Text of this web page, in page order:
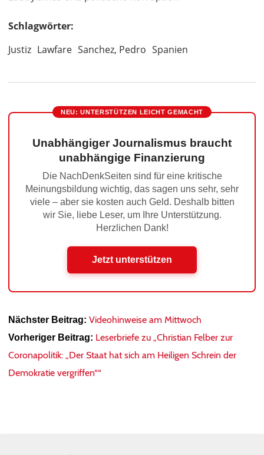
Schlagwörter:
Justiz Lawfare Sanchez, Pedro Spanien
NEU: UNTERSTÜTZEN LEICHT GEMACHT
Unabhängiger Journalismus braucht
unabhängige Finanzierung
Die NachDenkSeiten sind für eine kritische
Meinungsbildung wichtig, das sagen uns sehr, sehr
viele – aber sie kosten auch Geld. Deshalb bitten
wir Sie, liebe Leser, um Ihre Unterstützung.
Herzlichen Dank!
Jetzt unterstützen
Nächster Beitrag: Videohinweise am Mittwoch
Vorheriger Beitrag: Leserbriefe zu „Christian Felber zur
Coronapolitik: „Der Staat hat sich am Heiligen Schrein der
Demokratie vergriffen““